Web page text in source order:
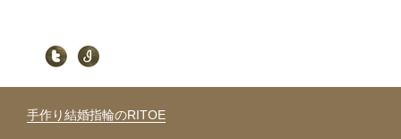
手作り結婚指輪のRITOE